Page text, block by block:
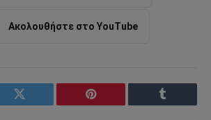
Ακολουθήστε στο YouTube
Twitter Pinterest Tumblr